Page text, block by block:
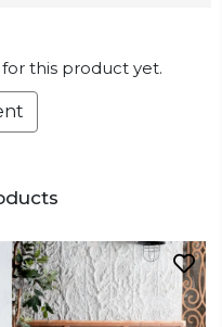
this product yet.